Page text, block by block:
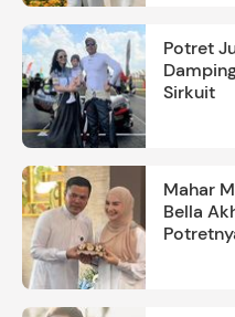
Potret
Sirkuit
Mahar
Bella